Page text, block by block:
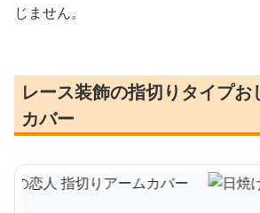
じません。
レース装飾の指切りタイプお
カバー